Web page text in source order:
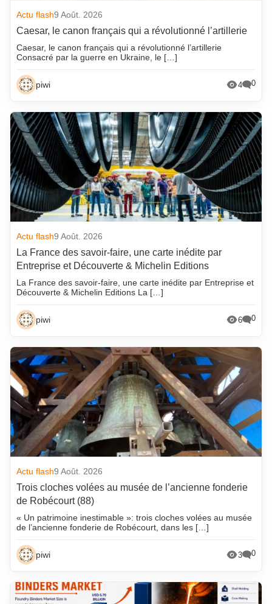
Actu flash9 Août. 2026
Caesar, le canon français qui a révolutionné l’artillerie
Caesar, le canon français qui a révolutionné l’artillerie
Consacré par la guerre en Ukraine, le […]
piwi 4 0
Actu flash9 Août. 2026
La France des savoir-faire, une carte inédite par
Entreprise et Découverte & Michelin Editions
La France des savoir-faire, une carte inédite par Entreprise et
Découverte & Michelin Editions La […]
piwi 6 0
Actu flash9 Août. 2026
Trois cloches volées au musée de l’ancienne fonderie
de Robécourt (88)
« Un patrimoine inestimable »: trois cloches volées au musée
de l’ancienne fonderie de Robécourt, dans les […]
piwi 3 0